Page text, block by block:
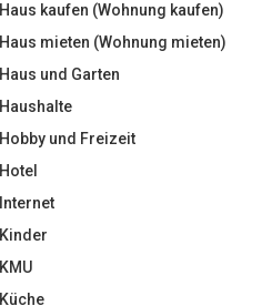
Haus kaufen (Wohnung kaufen)
Haus mieten (Wohnung mieten)
Haus und Garten
Haushalte
Hobby und Freizeit
Hotel
Internet
Kinder
KMU
Küche